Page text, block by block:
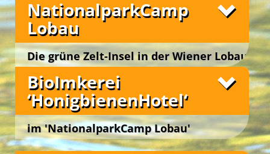
NationalparkCamp
Lobau
Die grüne Zelt-Insel in der Wiener Lobau
Wien 22., Lobaustraße 100, bei Groß Enzersdorf
BioImkerei
‘HonigbienenHotel‘
im 'NationalparkCamp Lobau'
Wien 22., Lobaustraße 100, bei Groß Enzersdorf